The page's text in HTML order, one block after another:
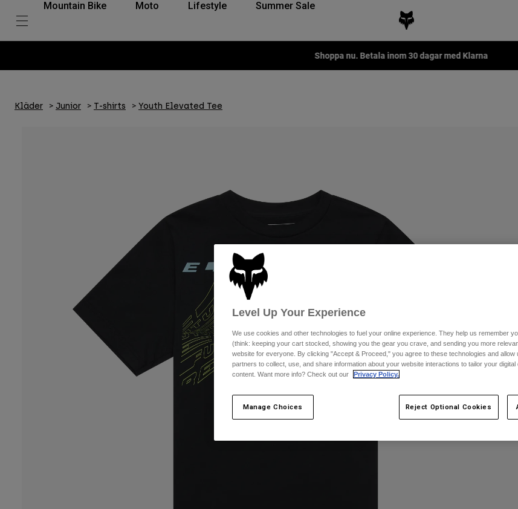
Mountain Bike Moto Lifestyle Summer Sale
Shoppa nu. Betala inom 30 dagar med Klarna
Kläder Junior T-shirts Youth Elevated Tee
Level Up Your Experience
We use cookies and other technologies to fuel your online experience. They help us remember
(think: keeping your cart stocked, showing you the gear you crave, and sending you more
website for everyone. By clicking "Accept & Proceed," you agree to these technologies and allow
partners to collect, use, and share information about your website interactions to tailor your
content. Want more info? Check out our
Privacy Policy.
Manage Choices Reject Optional Cookies